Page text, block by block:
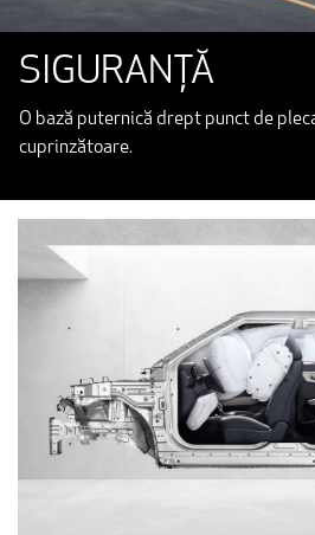
SIGURANȚĂ
O bază puternică drept punct de
cuprinzătoare.